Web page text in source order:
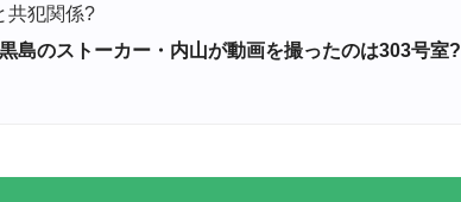
共犯関係?
島のストーカー・内山が動画を撮ったのは303号室?